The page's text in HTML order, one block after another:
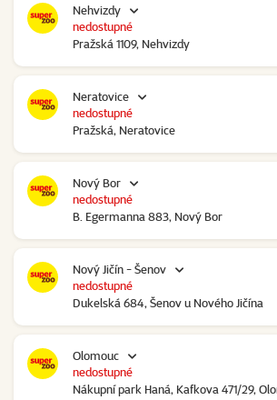
Nehvizdy
Pražská 1109, Nehvizdy
nedostupné
Neratovice
Pražská, Neratovice
nedostupné
Nový Bor
B. Egermanna 883, Nový Bor
nedostupné
Nový Jičín - Šenov
Dukelská 684, Šenov u Nového Jičína
nedostupné
Olomouc
Nákupní park Haná, Kafkova 471/29,
nedostupné